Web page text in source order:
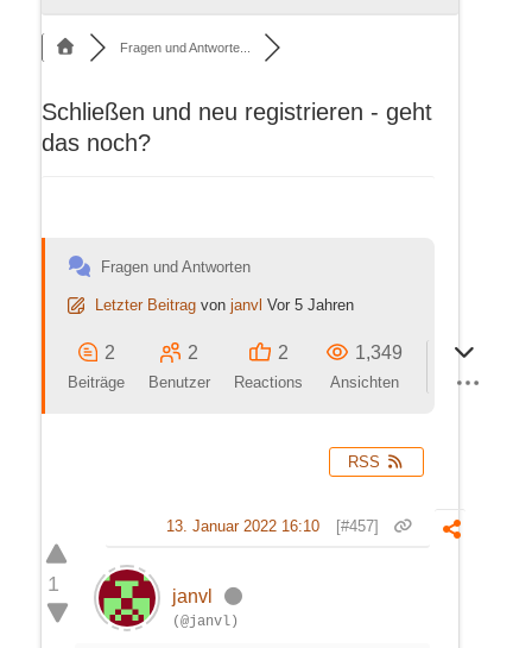
Fragen und Antworte...
Schließen und neu registrieren - geht
das noch?
Fragen und Antworten
Letzter Beitrag von janvl Vor 5 Jahren
2
Beiträge
2
Benutzer
2
Reactions
1,349
Ansichten
RSS
1
[#457]
13. Januar 2022 16:10
janvl
(@janvl)